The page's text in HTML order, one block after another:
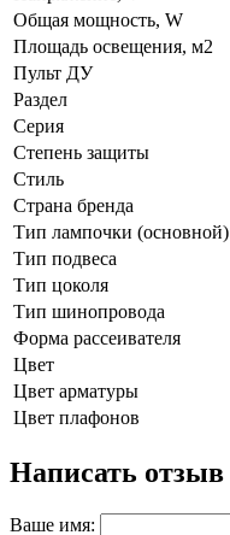
Общая мощность, W
Площадь освещения, м2
Пульт ДУ
Раздел
Серия
Степень защиты
Стиль
Страна бренда
Тип лампочки (основной)
Тип подвеса
Тип цоколя
Тип шинопровода
Форма рассеивателя
Цвет
Цвет арматуры
Цвет плафонов
Написать отзыв
Ваше имя: